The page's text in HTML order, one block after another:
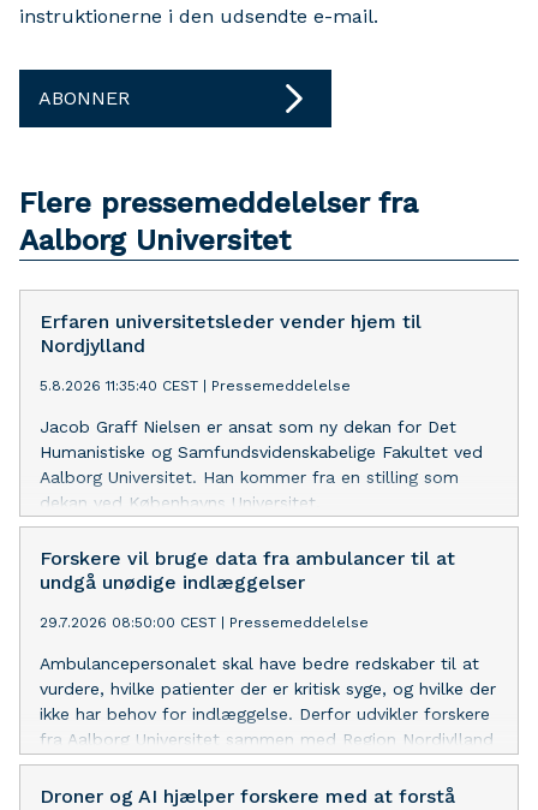
instruktionerne i den udsendte e-mail.
ABONNER
Flere pressemeddelelser fra
Aalborg Universitet
Erfaren universitetsleder vender hjem til
Nordjylland
5.8.2026 11:35:40 CEST Pressemeddelelse
Jacob Graff Nielsen er ansat som ny dekan for Det
Humanistiske og Samfundsvidenskabelige Fakultet ved
Aalborg Universitet. Han kommer fra en stilling som
dekan ved Københavns Universitet.
Forskere vil bruge data fra ambulancer til at
undgå unødige indlæggelser
29.7.2026 08:50:00 CEST Pressemeddelelse
Ambulancepersonalet skal have bedre redskaber til at
vurdere, hvilke patienter der er kritisk syge, og hvilke der
ikke har behov for indlæggelse. Derfor udvikler forskere
fra Aalborg Universitet sammen med Region Nordjylland
og Treat Systems ApS et system, der løbende vurderer
patientens tilstand i ambulancen.
Droner og AI hjælper forskere med at forstå